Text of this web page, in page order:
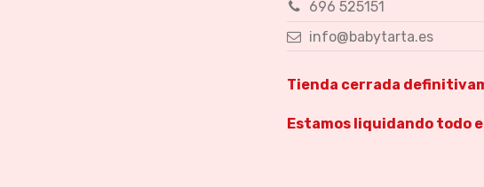
696 525151
info@babytarta.es
Tienda cerrada
Estamos liquidando todo